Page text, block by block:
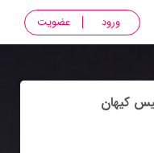
ورود عضویت
كيهان